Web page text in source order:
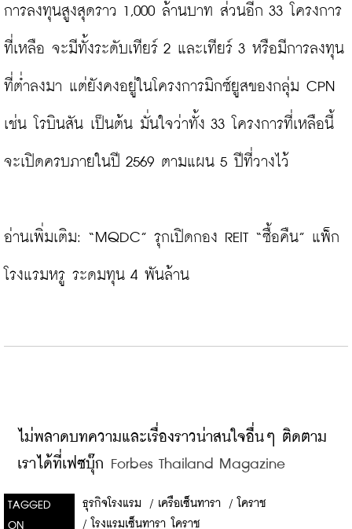
การลงทุนสูงสุดราว 1,000 ล้านบาท ส่วนอีก 33 โครงการ
ที่เหลือ จะมีทั้งระดับเทียร์ 2 และเทียร์ 3 หรือมีการลงทุน
ที่ต่ำลงมา แต่ยังคงอยู่ในโครงการมิกซ์ยูสของกลุ่ม CPN
เช่น โรบินสัน เป็นต้น มั่นใจว่าทั้ง 33 โครงการที่เหลือนี้
จะเปิดครบภายในปี 2569 ตามแผน 5 ปีที่วางไว้
อ่านเพิ่มเติม: “MQDC” รุกเปิดกอง REIT “ซื้อคืน” แพ็ก
โรงแรมหรู ระดมทุน 4 พันล้าน
ไม่พลาดบทความและเรื่องราวน่าสนใจอื่นๆ ติดตาม
เราได้ที่เฟซบุ๊ก Forbes Thailand Magazine
TAGGED
ON
ธุรกิจโรงแรม / เครือเซ็นทารา / โคราช
/ โรงแรมเซ็นทารา โคราช